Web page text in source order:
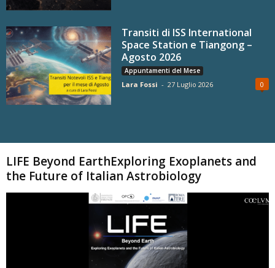
Transiti di ISS International
Space Station e Tiangong –
Agosto 2026
Appuntamenti del Mese
Lara Fossi - 27 Luglio 2026 0
LIFE Beyond EarthExploring Exoplanets and
the Future of Italian Astrobiology